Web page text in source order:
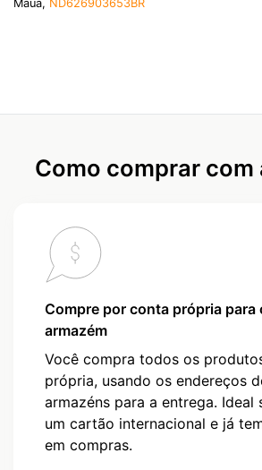
Maua, ND626903653BR
Como comprar com
Compre por conta própria para
armazém
Você compra todos os
própria, usando os endereços
armazéns para a entrega. Ideal
um cartão internacional e já
em compras.